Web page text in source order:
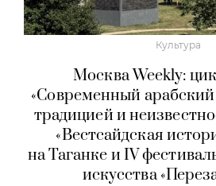
Культура
Москва Weekly:
«Современный
традицией и
«Вестсайдская
на Таганке и IV
искусства